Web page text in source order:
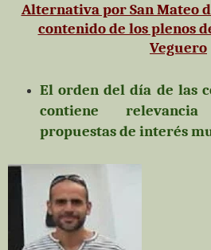
Alternativa por San Mateo
contenido de los plenos
Veguero
El orden del día de las
contiene
propuestas de interés